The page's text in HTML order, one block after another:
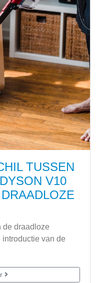
TUSSEN
V10
de draadloze
van de